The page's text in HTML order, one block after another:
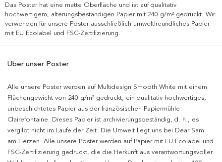
Das Poster hat eine matte Oberfläche und ist auf qualitativ
hochwertigem, alterungsbeständigen Papier mit 240 g/m² gedruckt. Wir
verwenden für unsere Poster ausschließlich umweltfreundliches Papier
mit EU Ecolabel und FSC-Zertifizierung.
Über unser Poster
Alle unsere Poster werden auf Multidesign Smooth White mit einem
Flächengewicht von 240 g/m² gedruckt, ein qualitativ hochwertiges,
unbeschichtetes Papier aus der französischen Papiermühle
Clairefontaine. Dieses Papier ist archivierungsbeständig, d. h., es
vergilbt nicht im Laufe der Zeit. Die Umwelt liegt uns bei Dear Sam
am Herzen. Alle unsere Poster werden auf Papier mit EU Ecolabel und
FSC-Zertifizierung gedruckt, die die Herkunft aus verantwortungsvoller